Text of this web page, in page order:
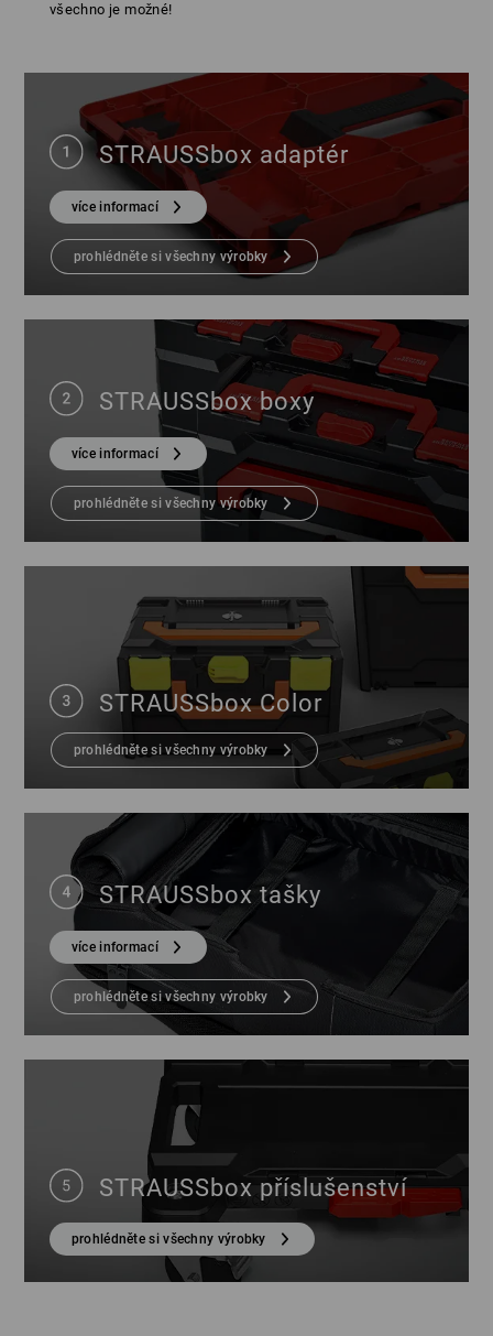
všechno je možné!
STRAUSSbox adaptér
více informací
prohlédněte si všechny výrobky
STRAUSSbox boxy
více informací
prohlédněte si všechny výrobky
STRAUSSbox Color
prohlédněte si všechny výrobky
STRAUSSbox tašky
více informací
prohlédněte si všechny výrobky
STRAUSSbox příslušenství
prohlédněte si všechny výrobky